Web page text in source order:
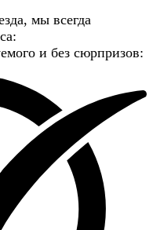
мы всегда
и без сюрпризов: